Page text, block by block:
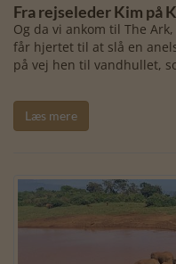
Fra rejseleder Kim på
Og da vi ankom til The
får hjertet til at slå en
på vej hen til vandhullet,
Læs mere